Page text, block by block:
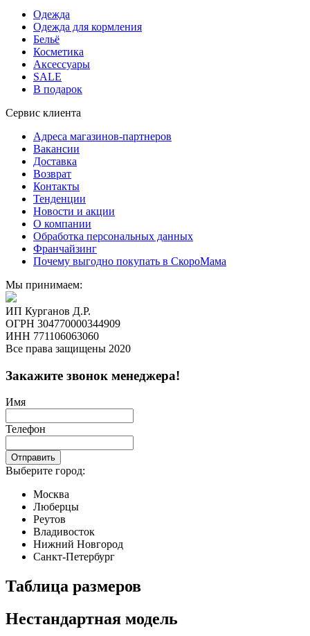
Одежда
Одежда для кормления
Бельё
Косметика
Аксессуары
SALE
В подарок
Сервис клиента
Адреса магазинов-партнеров
Вакансии
Доставка
Возврат
Контакты
Тенденции
Новости и акции
О компании
Обработка персональных данных
Франчайзинг
Почему выгодно покупать в СкороМама
Мы принимаем:
ИП Курганов Д.Р.
ОГРН 304770000344909
ИНН 771106063060
Все права защищены 2020
Закажите звонок менеджера!
Имя
Телефон
Отправить
Выберите город:
Москва
Люберцы
Реутов
Владивосток
Нижний Новгород
Санкт-Петербург
Таблица размеров
Нестандартная модель